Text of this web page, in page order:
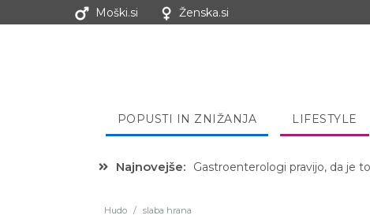
Moški.si Ženska.si
POPUSTI IN ZNIŽANJA LIFESTYLE
Najnovejše:
Gastroenterologi pravijo, da je
Hudo / slaba hrana